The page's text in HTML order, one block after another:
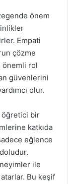
önem
Empati
çözme
önemli rol
güvenlerini
olur.
öğretici bir
katkıda
eğlence
ile
Bu keşif